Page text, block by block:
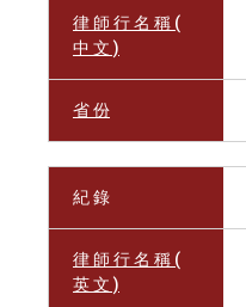
律 師 行 名 稱 (
中 文 )
省 份
紀 錄
律 師 行 名 稱 (
英 文 )